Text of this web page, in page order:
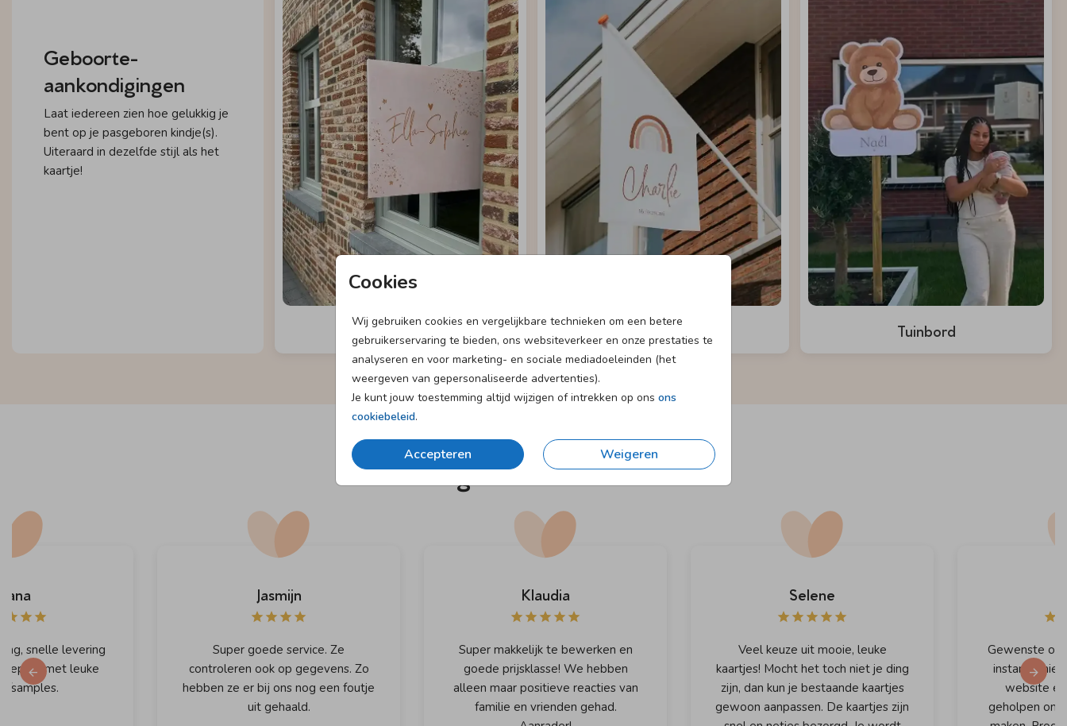
Cookies
Wij gebruiken cookies en vergelijkbare technieken om een betere
gebruikerservaring te bieden, ons websiteverkeer en onze prestaties te
analyseren en voor marketing- en sociale mediadoeleinden (het
weergeven van gepersonaliseerde advertenties).
Je kunt jouw toestemming altijd wijzigen of intrekken op ons ons
cookiebeleid.
Accepteren Weigeren
Geboorte-
aankondigingen
Laat iedereen zien hoe gelukkig je
bent op je pasgeboren kindje(s).
Uiteraard in dezelfde stijl als het
kaartje!
Geboortebord Geboortevlag Tuinbord
Ervaringen van onze klanten
snelle levering
met leuke
samples.
Jasmijn
Super goede service. Ze
controleren ook op gegevens. Zo
hebben ze er bij ons nog een foutje
uit gehaald.
Klaudia
Super makkelijk te bewerken en
goede prijsklasse! We hebben
alleen maar positieve reacties van
familie en vrienden gehad.
Selene
Veel keuze uit mooie, leuke
kaartjes! Mocht het toch niet je ding
zijn, dan kun je bestaande kaartjes
gewoon aanpassen. De kaartjes zijn
Gewenste
instantie niet
website
geholpen om